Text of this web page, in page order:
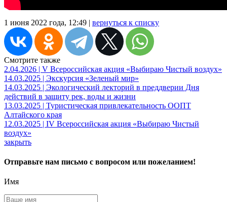
1 июня 2022 года, 12:49 | вернуться к списку
Смотрите также
2.04.2026 | V Всероссийская акция «Выбираю Чистый воздух»
14.03.2025 | Экскурсия «Зеленый мир»
14.03.2025 | Экологический лекторий в преддверии Дня
действий в защиту рек, воды и жизни
13.03.2025 | Туристическая привлекательность ООПТ
Алтайского края
12.03.2025 | IV Всероссийская акция «Выбираю Чистый
воздух»
закрыть
Отправьте нам письмо с вопросом или пожеланием!
Имя